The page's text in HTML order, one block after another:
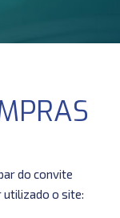
do convite
utilizado o site: